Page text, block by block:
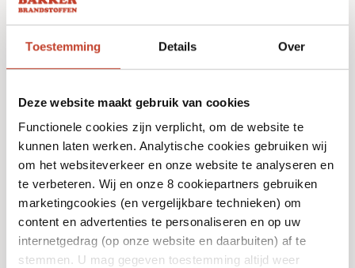
Toestemming Details Over
Deze website maakt gebruik van cookies
Functionele cookies zijn verplicht, om de website te
kunnen laten werken. Analytische cookies gebruiken wij
om het websiteverkeer en onze website te analyseren en
te verbeteren. Wij en onze 8 cookiepartners gebruiken
marketingcookies (en vergelijkbare technieken) om
content en advertenties te personaliseren en op uw
internetgedrag (op onze website en daarbuiten) af te
stemmen. U mag gegeven toestemming altijd weer
Blues Hog Dry Rub
€10,99
Bekijk